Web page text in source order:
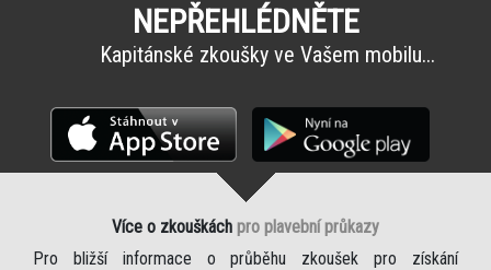
NEPŘEHLÉDNĚTE
Kapitánské zkoušky ve Vašem mobilu...
Více o zkouškách pro plavební průkazy
Pro bližší informace o průběhu zkoušek pro získání